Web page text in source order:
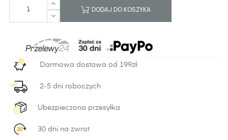
DODAJ DO KOSZYKA
Darmowa dostawa od 199zł
2-5 dni roboczych
Ubezpieczona przesyłka
30 dni na zwrot